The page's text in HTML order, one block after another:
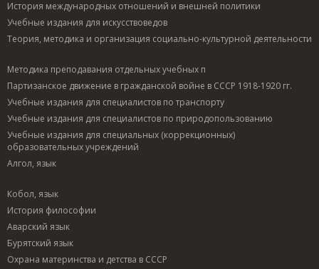
История международных отношений и внешней политики
Учебные издания для искусствоведов
Теория, методика и организация социально-культурной деятельности
Методика преподавания отдельных учебных п
Партизанское движение в гражданской войне в СССР 1918-1920 гг.
Учебные издания для специалистов по транспорту
Учебные издания для специалистов по природопользованию
Учебные издания для специальных (коррекционных)
образовательных учреждений
Алгол, язык
Кобол, язык
История философии
Аварский язык
Бурятский язык
Охрана материнства и детства в СССР